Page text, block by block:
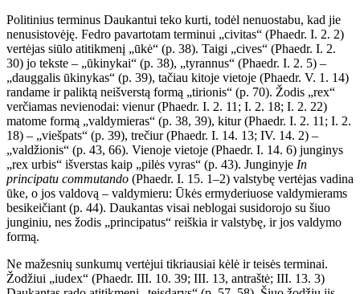
Politinius terminus Daukantui teko kurti, todėl nenuostabu, kad jie
nenusistovėję. Fedro pavartotam terminui „civitas“ (Phaedr. I. 2. 2)
vertėjas siūlo atitikmenį „ūkė“ (p. 38). Taigi „cives“ (Phaedr. I. 2.
30) jo tekste – „ūkinykai“ (p. 38), „tyrannus“ (Phaedr. I. 2. 5) –
„dauggalis ūkinykas“ (p. 39), tačiau kitoje vietoje (Phaedr. V. 1. 14)
randame ir paliktą neišverstą formą „tirionis“ (p. 70). Žodis „rex“
verčiamas nevienodai: vienur (Phaedr. I. 2. 11; I. 2. 18; I. 2. 22)
matome formą „valdymieras“ (p. 38, 39), kitur (Phaedr. I. 2. 11; I. 2.
18) – „viešpats“ (p. 39), trečiur (Phaedr. I. 14. 13; IV. 14. 2) –
„valdžionis“ (p. 43, 66). Vienoje vietoje (Phaedr. I. 14. 6) junginys
„rex urbis“ išverstas kaip „pilės vyras“ (p. 43). Junginyje In
principatu commutando (Phaedr. I. 15. 1–2) valstybę vertėjas vadina
ūke, o jos valdovą – valdymieru: Ūkės ermyderiuose valdymierams
besikeičiant (p. 44). Daukantas visai neblogai susidorojo su šiuo
junginiu, nes žodis „principatus“ reiškia ir valstybę, ir jos valdymo
formą.
Ne mažesnių sunkumų vertėjui tikriausiai kėlė ir teisės terminai.
Žodžiui „iudex“ (Phaedr. III. 10. 39; III. 13, antraštė; III. 13. 3)